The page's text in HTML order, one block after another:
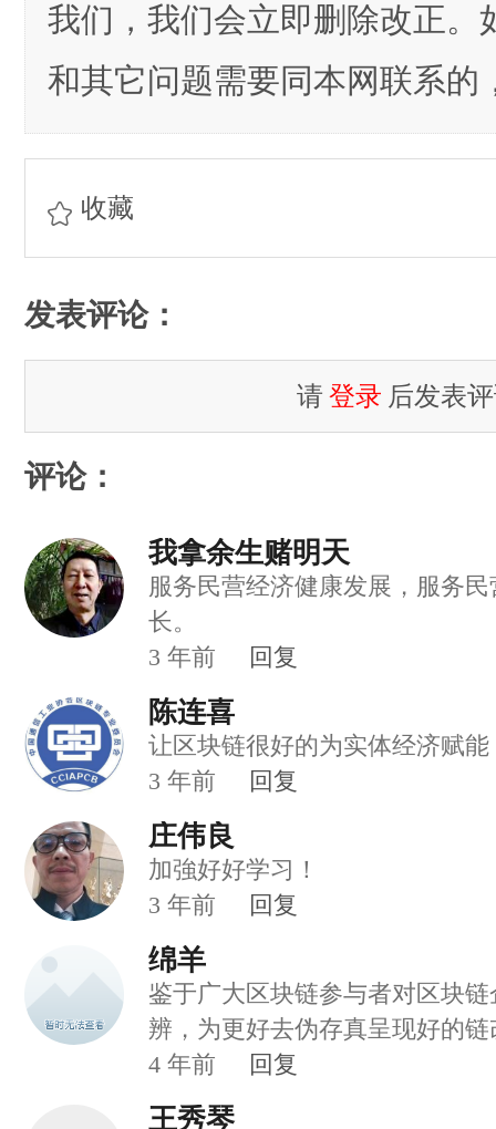
我们，我们会立即删除改正。
和其它问题需要同本网联系的
收藏
发表评论：
请 登录 后发表
评论：
我拿余生赌明天
服务民营经济健康发展，服务
长。
3 年前 回复
陈连喜
让区块链很好的为实体经济赋能
3 年前 回复
庄伟良
加強好好学习！
3 年前 回复
绵羊
鉴于广大区块链参与者对区块
辨，为更好去伪存真呈现好的
项目，推动链改普及与加速链
总书记1024区块链中国日讲话
4 年前 回复
王秀琴